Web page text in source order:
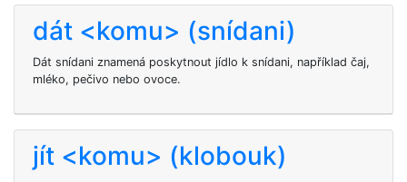
dát <komu> (snídani)
Dát snídani znamená poskytnout jídlo k snídani, například čaj,
mléko, pečivo nebo ovoce.
jít <komu> (klobouk)